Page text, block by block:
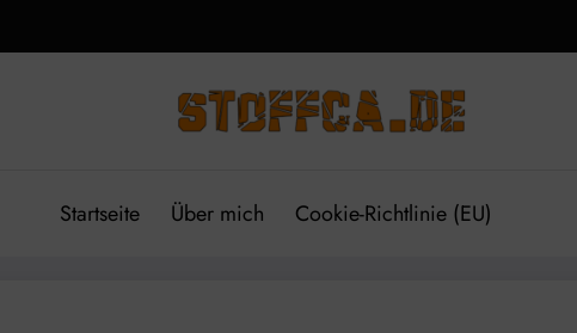
Startseite Über mich Cookie-Richtlinie (EU)